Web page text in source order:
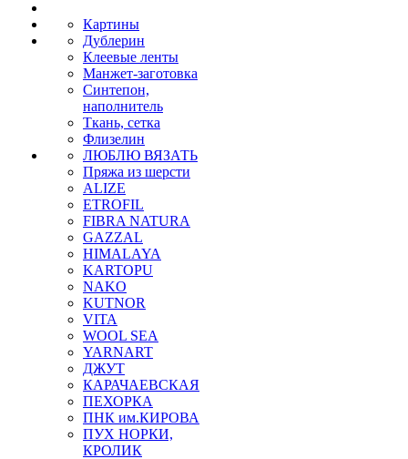
Картины
Дублерин
Клеевые ленты
Манжет-заготовка
Синтепон,
наполнитель
Ткань, сетка
Флизелин
ЛЮБЛЮ ВЯЗАТЬ
Пряжа из шерсти
ALIZE
ETROFIL
FIBRA NATURA
GAZZAL
HIMALAYA
KARTOPU
NAKO
KUTNOR
VITA
WOOL SEA
YARNART
ДЖУТ
КАРАЧАЕВСКАЯ
ПЕХОРКА
ПНК им.КИРОВА
ПУХ НОРКИ,
КРОЛИК